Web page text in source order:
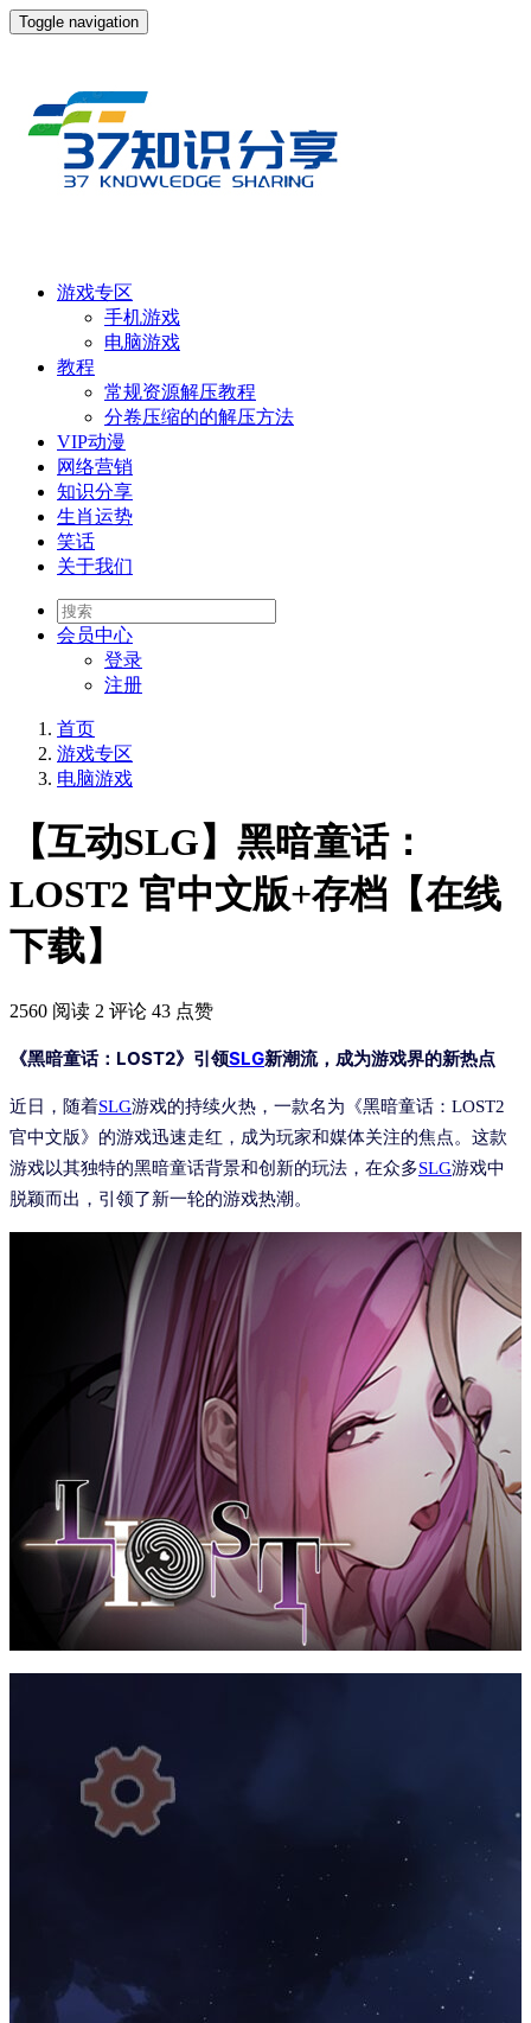
Toggle navigation
游戏专区
手机游戏
电脑游戏
教程
常规资源解压教程
分卷压缩的的解压方法
VIP动漫
网络营销
知识分享
生肖运势
笑话
关于我们
会员中心
登录
注册
首页
游戏专区
电脑游戏
【互动SLG】黑暗童话：
LOST2 官中文版+存档【在线
下载】
2560 阅读 2 评论 43 点赞
《黑暗童话：LOST2》引领SLG新潮流，成为游戏界的新热点
近日，随着SLG游戏的持续火热，一款名为《黑暗童话：LOST2
官中文版》的游戏迅速走红，成为玩家和媒体关注的焦点。这款
游戏以其独特的黑暗童话背景和创新的玩法，在众多SLG游戏中
脱颖而出，引领了新一轮的游戏热潮。